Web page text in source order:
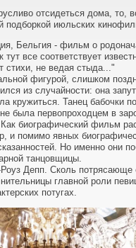
отсидеться дома, то,
подборкой июльских
Бельгия - фильм о
все соответствует
стихи, не ведая стыда..."
фигурой, слишком
из случайности: она
кружиться. Танец бабочки
была первопроходцем в
биографический фильм
и помимо явных
Но именно они
танцовщицы.
Депп. Сколь потрясающе
главной роли
потугах.